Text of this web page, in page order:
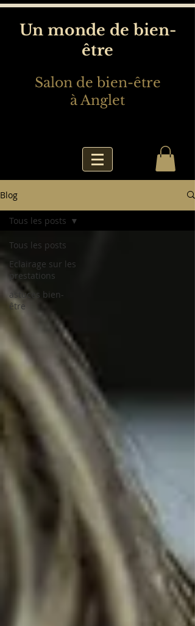
Un monde de bien-
être
Salon de bien-être
à Anglet
Blog
Tous les posts
Eclairage sur les
prestations
astuces bien-
être
Tous les posts